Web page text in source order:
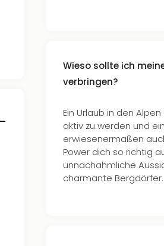
Wieso sollte ich
verbringen?
Ein Urlaub in den
aktiv zu werden und
erwiesenermaßen
Power dich so richtig
unnachahmliche
charmante Bergdörfer.